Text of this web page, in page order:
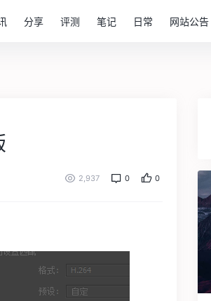
分享 评测 笔记 日常 网站公告
2,937 0 0